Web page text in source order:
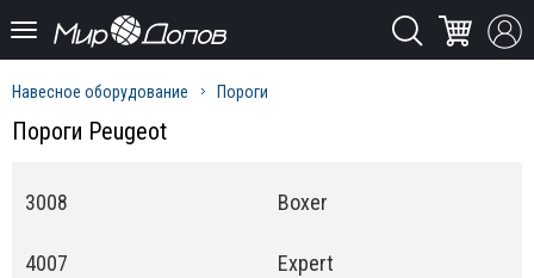
Навесное оборудование Пороги
Пороги Peugeot
3008
4007
Boxer
Expert